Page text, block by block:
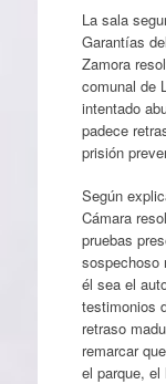
La sala
Garantías
Zamora
comunal de
intentado
padece
prisión
Según
Cámara
pruebas
sospechoso
él sea el
testimonios
retraso
remarcar
el parque, el